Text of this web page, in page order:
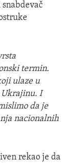
termin.
ulaze u
Ukrajinu. I
da je
nacionalnih
rekao je da